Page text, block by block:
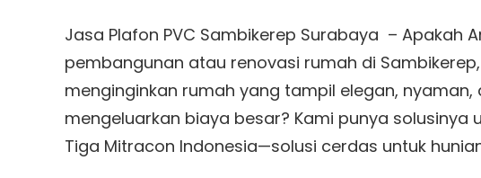
Jasa Plafon PVC Sambikerep Surabaya – Apakah
pembangunan atau renovasi rumah di
menginginkan rumah yang tampil elegan,
mengeluarkan biaya besar? Kami punya solusinya
Tiga Mitracon Indonesia—solusi cerdas untuk